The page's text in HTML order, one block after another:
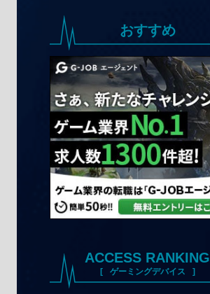
おすすめ
ACCESS RANKING
ゲーミングデバイス